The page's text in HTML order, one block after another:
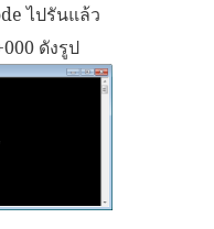
ไปรันแล้ว
ดังรูป